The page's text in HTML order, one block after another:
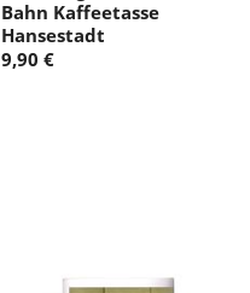
Bahn Kaffeetasse
Hansestadt
9,90 €